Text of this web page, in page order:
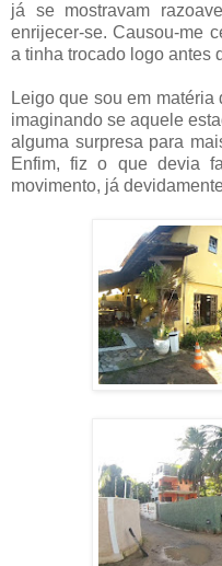
já se mostravam
enrijecer-se. Causou-me
a tinha trocado logo antes
Leigo que sou em
imaginando se aquele
alguma surpresa para
Enfim, fiz o que devia
movimento, já